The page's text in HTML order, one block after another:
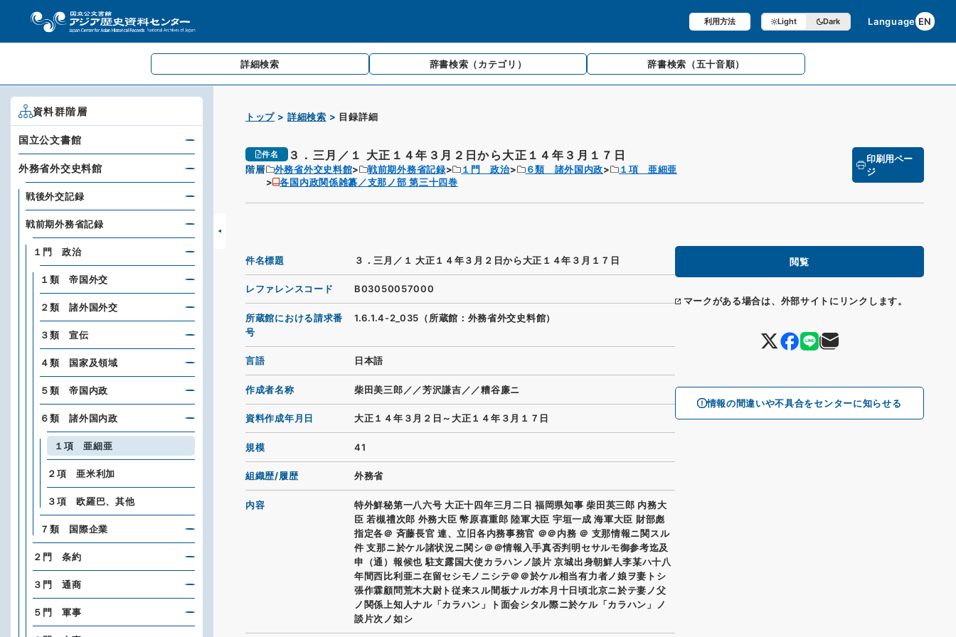
利用方法 Light Dark Language EN
詳細検索 辞書検索 （カテゴリ） 辞書検索 （五十音順）
トップ 詳細検索 目録詳細
件名 ３．三月／１ 大正１４年３月２日から大正１４年３月１７日
階層 外務省外交史料館 戦前期外務省記録 １門 政治 ６類 諸外国内政
１項 亜細亜
各国内政関係雑纂／支那ノ部 第三十四巻
印刷用ペー
ジ
閲覧
マークがある場合は、外部サイトにリンクします。
情報の間違いや不具合をセンターに知らせる
件名標題 ３．三月／１ 大正１４年３月２日から大正１４年３月１７日
レファレンスコード B03050057000
所蔵館における請求番
号
1.6.1.4-2_035（所蔵館：外務省外交史料館）
言語 日本語
作成者名称 柴田美三郎／／芳沢謙吉／／糟谷廉ニ
資料作成年月日 大正１４年３月２日～大正１４年３月１７日
規模 41
組織歴/履歴 外務省
内容
特外鮮秘第一八六号 大正十四年三月二日 福岡県知事 柴田英三郎 内務大
臣 若槻禮次郎 外務大臣 幣原喜重郎 陸軍大臣 宇垣一成 海軍大臣 財部彪
指定各＠ 斉藤長官 連、立旧各内務事務官 ＠＠内務 ＠ 支那情報ニ関スル
件 支那ニ於ケル諸状況ニ関シ＠＠情報入手真否判明セサルモ御参考迄及
申（通）報候也 駐支露国大使カラハンノ談片 京城出身朝鮮人李某ハ十八
年間西比利亜ニ在留セシモノニシテ＠＠於ケル相当有力者ノ娘ヲ妻トシ
張作霖顧問荒木大尉ト従来スル間板ナルガ本月十日頃北京ニ於テ妻ノ父
ノ関係上知人ナル「カラハン」ト面会シタル際ニ於ケル「カラハン」ノ
談片次ノ如シ
資料群階層
国立公文書館
外務省外交史料館
戦後外交記録
戦前期外務省記録
１門 政治
１類 帝国外交
２類 諸外国外交
３類 宣伝
４類 国家及領域
５類 帝国内政
６類 諸外国内政
１項 亜細亜
２項 亜米利加
３項 欧羅巴、其他
７類 国際企業
２門 条約
３門 通商
５門 軍事